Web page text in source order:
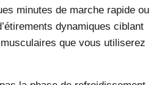
minutes de marche rapide ou
dynamiques ciblant
que vous utiliserez